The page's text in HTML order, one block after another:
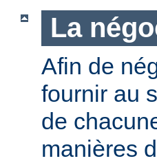
La
Afin de
fournir au
de
manières